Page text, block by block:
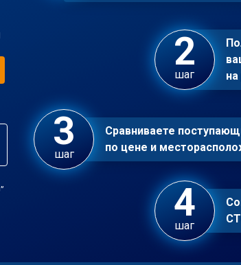
шаг
шаг
Сравниваете
по цене и
шаг